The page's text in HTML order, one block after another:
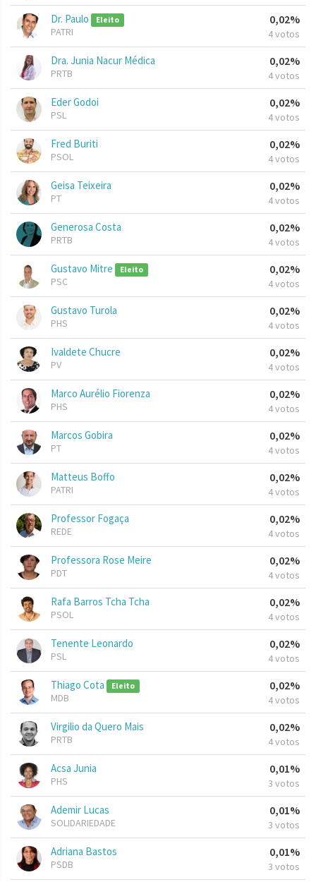
Dr. Paulo Eleito
PATRI
0,02%
4 votos
Dra. Junia Nacur Médica
PRTB
0,02%
4 votos
Eder Godoi
PSL
0,02%
4 votos
Fred Buriti
PSOL
0,02%
4 votos
Geisa Teixeira
PT
0,02%
4 votos
Generosa Costa
PRTB
0,02%
4 votos
Gustavo Mitre Eleito
PSC
0,02%
4 votos
Gustavo Turola
PHS
0,02%
4 votos
Ivaldete Chucre
PV
0,02%
4 votos
Marco Aurélio Fiorenza
PHS
0,02%
4 votos
Marcos Gobira
PT
0,02%
4 votos
Matteus Boffo
PATRI
0,02%
4 votos
Professor Fogaça
REDE
0,02%
4 votos
Professora Rose Meire
PDT
0,02%
4 votos
Rafa Barros Tcha Tcha
PSOL
0,02%
4 votos
Tenente Leonardo
PSL
0,02%
4 votos
Thiago Cota Eleito
MDB
0,02%
4 votos
Virgilio da Quero Mais
PRTB
0,02%
4 votos
Acsa Junia
PHS
0,01%
3 votos
Ademir Lucas
SOLIDARIEDADE
0,01%
3 votos
Adriana Bastos
PSDB
0,01%
3 votos